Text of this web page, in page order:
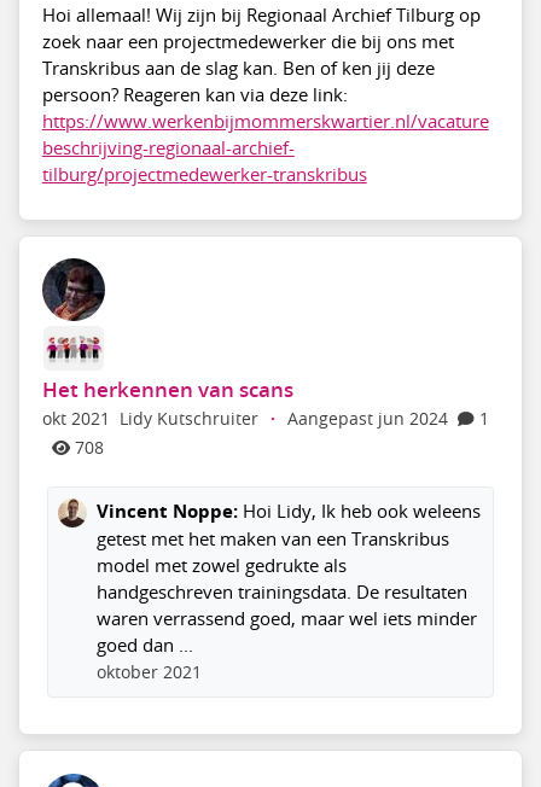
Hoi allemaal! Wij zijn bij Regionaal Archief Tilburg op
zoek naar een projectmedewerker die bij ons met
Transkribus aan de slag kan. Ben of ken jij deze
persoon? Reageren kan via deze link:
https://www.werkenbijmommerskwartier.nl/vacature
beschrijving-regionaal-archief-
tilburg/projectmedewerker-transkribus
Het herkennen van scans
okt 2021 Lidy Kutschruiter · Aangepast jun 2024
1
708
Vincent Noppe: Hoi Lidy, Ik heb ook weleens
getest met het maken van een Transkribus
model met zowel gedrukte als
handgeschreven trainingsdata. De resultaten
waren verrassend goed, maar wel iets minder
goed dan ...
oktober 2021